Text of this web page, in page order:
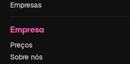
Empresas
Empresa
Preços
Sobre nós